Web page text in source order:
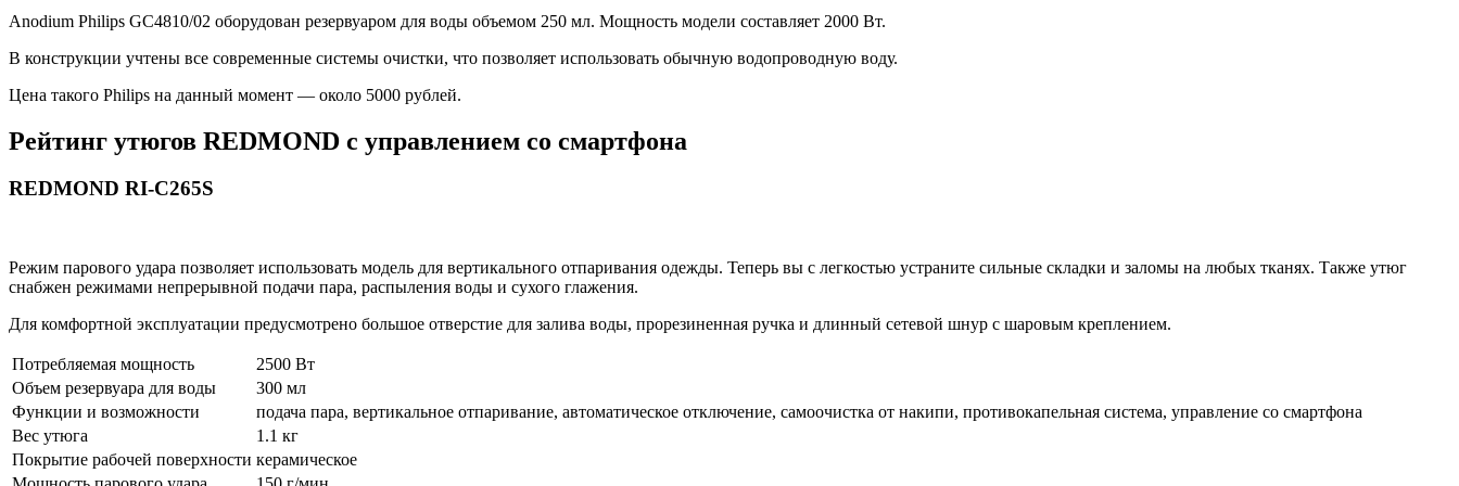
Anodium Philips GC4810/02 оборудован резервуаром для воды объемом 250 мл. Мощность модели составляет 2000 Вт.
В конструкции учтены все современные системы очистки, что позволяет использовать обычную водопроводную воду.
Цена такого Philips на данный момент — около 5000 рублей.
Рейтинг утюгов REDMOND с управлением со смартфона
REDMOND RI-C265S
Режим парового удара позволяет использовать модель для вертикального отпаривания одежды. Теперь вы с легкостью устраните сильные складки и заломы на любых тканях. Также утюг
снабжен режимами непрерывной подачи пара, распыления воды и сухого глажения.
Для комфортной эксплуатации предусмотрено большое отверстие для залива воды, прорезиненная ручка и длинный сетевой шнур с шаровым креплением.
Потребляемая мощность
2500 Вт
Объем резервуара для воды
300 мл
Функции и возможности
подача пара, вертикальное отпаривание, автоматическое отключение, самоочистка от накипи, противокапельная система, управление со смартфона
Вес утюга
1.1 кг
Покрытие рабочей поверхности керамическое